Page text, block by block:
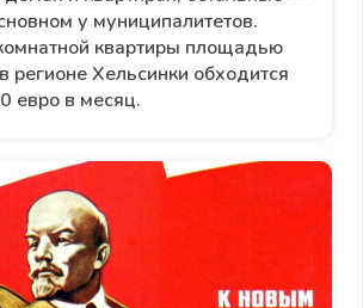
у муниципалитетов.
квартиры площадью
регионе Хельсинки обходится
евро в месяц.